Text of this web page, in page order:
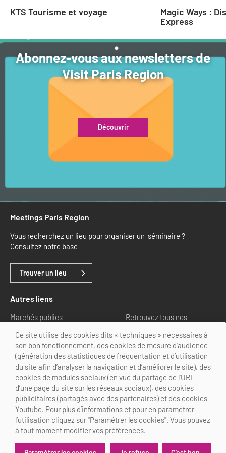
KTS Tourisme et voyage
Magic Ways :
Express
Abonnez-vous aux newsletters de
Visit Paris Region
Découvrir
Meetings Paris Region
Vous recherchez un lieu pour organiser un séminaire ?
Consultez notre base
Trouver un lieu
Autres liens
Marchés publics
Retrouvez tous nos
Nous suivre
@Choose Paris Region
Mentions légales
Crédits Personnalisation des cookies
Ce site utilise des cookies dits « techniques » nécessaires à
son bon fonctionnement, des cookies de mesure d’audience
(génération des statistiques de fréquentation et d’utilisation
du site afin d’analyser la navigation et d’améliorer le site), des
cookies de modules sociaux (en vue du partage de l’URL
d’une page du site sur les réseaux sociaux), des cookies
publicitaires (partagés avec des partenaires) et des cookies
Youtube. Pour plus d’informations et pour en paramétrer
l’utilisation cliquez sur "Paramétrer les cookies". Vous pouvez
à tout moment modifier vos préférences.